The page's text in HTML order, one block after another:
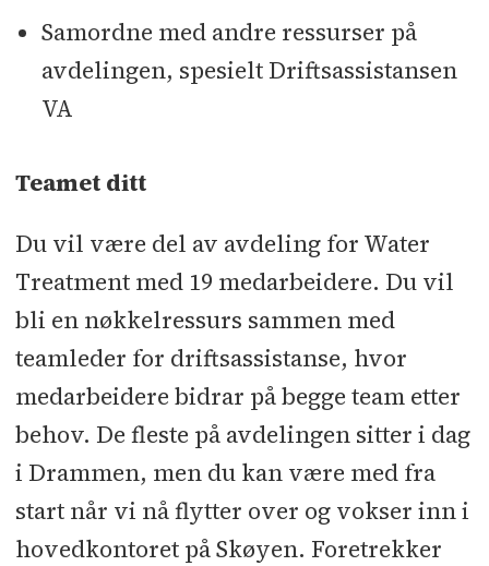
Samordne med andre ressurser på
avdelingen, spesielt Driftsassistansen
VA
Teamet ditt
Du vil være del av avdeling for Water
Treatment med 19 medarbeidere. Du vil
bli en nøkkelressurs sammen med
teamleder for driftsassistanse, hvor
medarbeidere bidrar på begge team etter
behov. De fleste på avdelingen sitter i dag
i Drammen, men du kan være med fra
start når vi nå flytter over og vokser inn i
hovedkontoret på Skøyen. Foretrekker